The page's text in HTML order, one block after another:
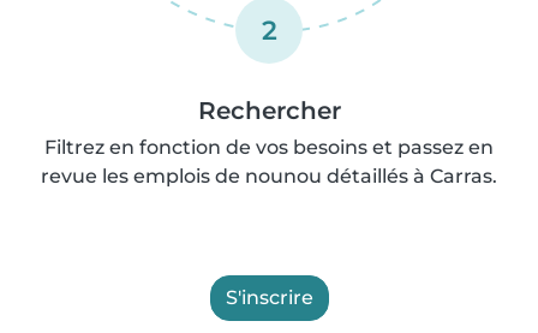
2
Rechercher
Filtrez en fonction de vos besoins et passez en
revue les emplois de nounou détaillés à Carras.
S'inscrire